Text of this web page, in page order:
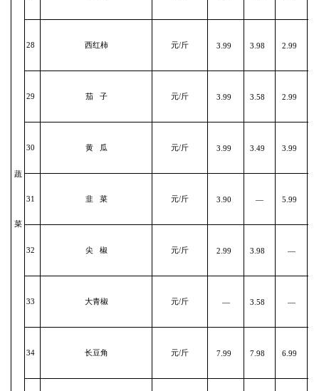
蔬
菜
28 西红柿 元/斤 3.99 3.98 2.99
29 茄 子 元/斤 3.99 3.58 2.99
30 黄 瓜 元/斤 3.99 3.49 3.99
31 韭 菜 元/斤 3.90 — 5.99
32 尖 椒 元/斤 2.99 3.98 —
33 大青椒 元/斤 — 3.58 —
34 长豆角 元/斤 7.99 7.98 6.99